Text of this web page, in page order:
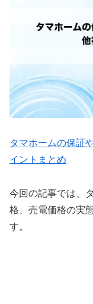
タマホームの保証
イントまとめ
今回の記事では、
格、売電価格の実
す。